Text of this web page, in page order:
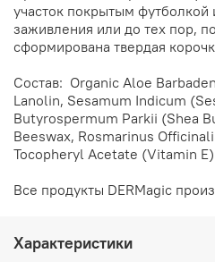
участок покрытым
заживления или до тех пор,
сформирована твердая
Состав: Organic Aloe
Lanolin, Sesamum Indicum
Butyrospermum Parkii (Shea
Beeswax, Rosmarinus
Tocopheryl Acetate (Vitamin
Все продукты DERMagic
Характеристики